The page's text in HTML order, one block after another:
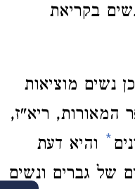
בקריאת
נשים מוציאות
המאורות, ריא"ז,
* והיא דעת
של גברים ונשים